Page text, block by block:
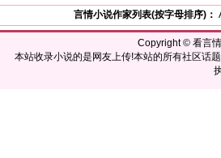
言情小说作家列表(按字母排序)：
Copyright © 看言
本站收录小说的是网友上传!本站的所有社区话